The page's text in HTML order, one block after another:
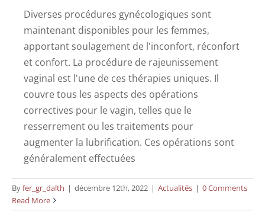
Diverses procédures gynécologiques sont
maintenant disponibles pour les femmes,
apportant soulagement de l'inconfort, réconfort
et confort. La procédure de rajeunissement
vaginal est l'une de ces thérapies uniques. Il
couvre tous les aspects des opérations
correctives pour le vagin, telles que le
resserrement ou les traitements pour
augmenter la lubrification. Ces opérations sont
généralement effectuées
Byfer_gr_dalth | décembre 12th, 2022 | Actualités | 0 Comments
Read More
Le rôle du stress oxydatif dans le
vieillissement ovarien – Une nouvelle